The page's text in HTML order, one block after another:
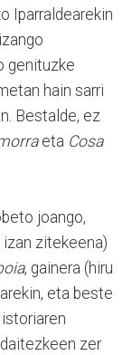
Iparraldearekin
genituzke
hain sarri
Bestalde, ez
eta Cosa
joango,
izan zitekeena)
, gainera (hiru
eta beste
zer